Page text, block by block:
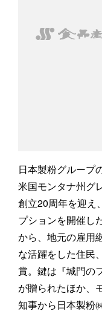
日本製粉グループ
米国モンタナ州グ
創立20周年を迎え
プションを開催し
から、地元の雇用
な活躍をした住民
賞。鍵は『城門の
が贈られたほか、
知事から日本製粉